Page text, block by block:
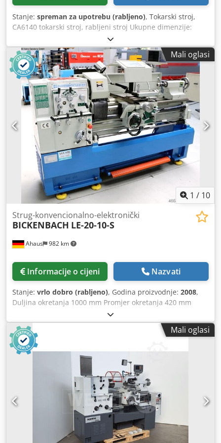
Stanje: spreman za upotrebu (rabljeno), Tokarski stroj,
CA6140 tokarski stroj, rabljeni stroj Ukupne dimenzije:
2700 × 1140 × 1750 mm Snaga: 7,5 kW Promjer iznad
ležaja: 400 mm Promjer iznad nosača: 210 mm Udaljenost
između centara: 1000 mm Brzina vretena: 16–1400 o/min
(24 stupnja) Širina ležaja: 400 mm Dwedexacx Hepfx Adrsa
Dimenzije držača alata: 25 × 25 mm
Mali oglasi
1 / 10
Ahaus 982 km
Strug-konvencionalno-elektronički
BICKENBACH LE-20-10-S
Informacije o cijeni Nazvati
Stanje: vrlo dobro (rabljeno), Godina proizvodnje: 2008,
Duljina okretanja 1000 mm Promjer okretanja 420 mm
Promjer okretanja iznad suporta 250 mm Promjer
okretanja u području konusnog vratila 580 mm Promjer
osovine 58,0 mm Broj okretaja 20 - 2000 o/min Širina stola
300 mm Prihvat osovine DIN 55029 D 1-6 Konus
centrirajućeg uređaja 4 MK Hod osovine 130 mm Ukupna
potrebna snaga 6,0 kW Težina stroja cca 1550 kg Dimenzije
(D-Š-V) 2200 x 1050 x 1550 mm iz radionice za osobe s
invaliditetom rijetko korišten (!!) trenutna nova cijena cca
12.000 eura posebna cijena na upit Univerzalni stroj za
okretanje LZ-20-10 S prikladan je za izvođenje lakih i
srednje teških operacija okretanja. Čak i osnovna oprema
uključuje sav važan pribor. Kako bi se smanjilo vrijeme
proizvodnje, ovaj model je serijski opremljen digitalnim
Mali oglasi